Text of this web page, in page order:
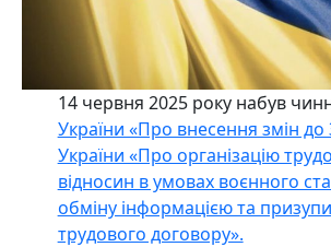
14 червня 2025 року набув
України «Про внесення змін до
України «Про організацію
відносин в умовах воєнного
обміну інформацією та
трудового договору».